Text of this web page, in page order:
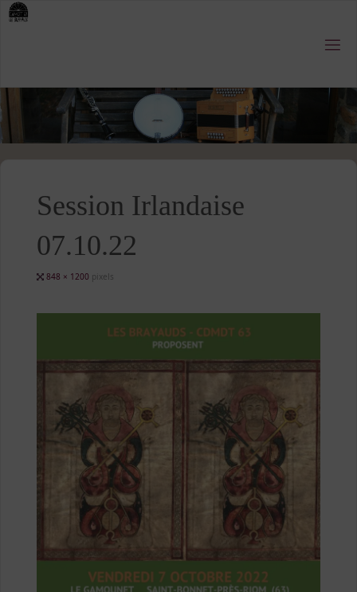
Skip
Session Irlandaise
07.10.22
Full848 × 1200 pixels